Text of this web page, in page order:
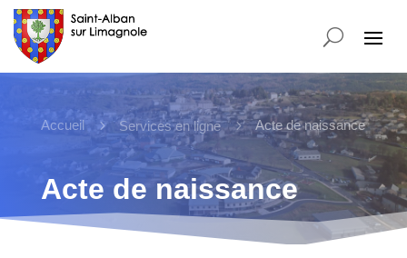
Accueil 5 Services en ligne 5 Acte de naissance
Acte de naissance